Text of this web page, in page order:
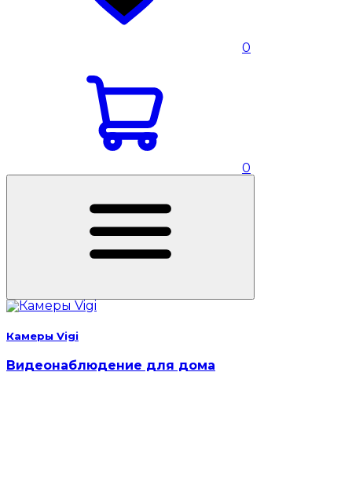
0
0
Камеры Vigi
Видеонаблюдение для дома